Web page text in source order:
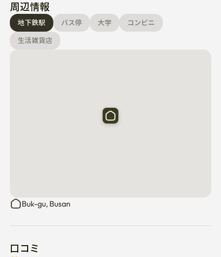
🌿あなたが誰かと良い関係になることを願っています。
その他ご不明な点がございましたら、ご連絡お願いいた
します
周辺情報
地下鉄駅 バス停 大学
コンビニ
生活雑貨店
Buk-gu, Busan
口コミ